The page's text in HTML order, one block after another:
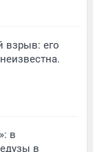
взрыв: его
в
в